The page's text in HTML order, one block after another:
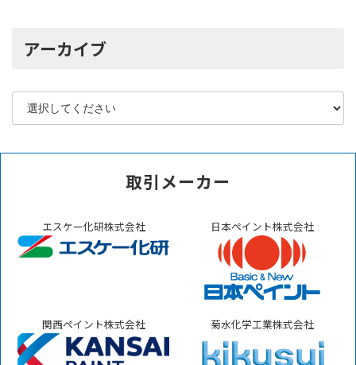
アーカイブ
取引メーカー
エスケー化研株式会社 日本ペイント株式会社
関西ペイント株式会社 菊水化学工業株式会社